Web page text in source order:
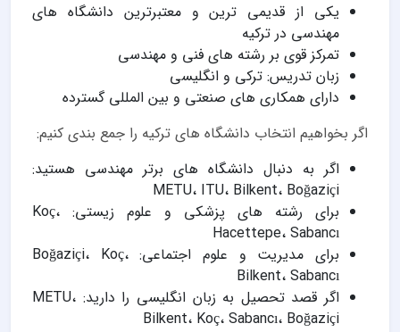
یکی از قدیمی ترین و معتبرترین دانشگاه های
مهندسی در ترکیه
تمرکز قوی بر رشته های فنی و مهندسی
زبان تدریس: ترکی و انگلیسی
دارای همکاری های صنعتی و بین المللی گسترده
اگر بخواهیم انتخاب دانشگاه های ترکیه را جمع بندی کنیم:
اگر به دنبال دانشگاه های برتر مهندسی هستید:
METU، ITU، Bilkent، Boğaziçi
برای رشته های پزشکی و علوم زیستی: Koç،
Hacettepe، Sabancı
برای مدیریت و علوم اجتماعی: Boğaziçi، Koç،
Bilkent، Sabancı
اگر قصد تحصیل به زبان انگلیسی را دارید: METU،
Bilkent، Koç، Sabancı، Boğaziçi